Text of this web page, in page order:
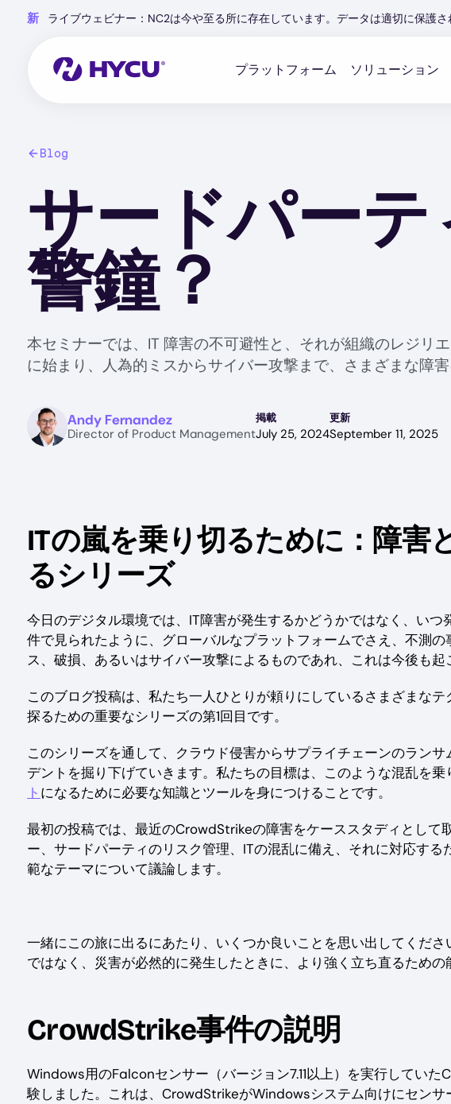
新 ライブウェビナー：NC2は今や至る所に存在しています。データは適切に保護さ
プラットフォーム ソリューション
Blog
サードパー
警鐘？
本セミナーでは、IT 障害の不可避性と、それが組織のレジリ
に始まり、人為的ミスからサイバー攻撃まで、さまざまな障
Image Andy Fernandez
Director of Product Management
掲載
July 25, 2024
更新
September 11, 2025
ITの嵐を乗り切るために：障害
るシリーズ
今日のデジタル環境では、IT障害が発生するかどうかではなく、い
件で見られたように、グローバルなプラットフォームでさえ、不測
ス、破損、あるいはサイバー攻撃によるものであれ、これは今後も起
このブログ投稿は、私たち一人ひとりが頼りにしているさまざまな
探るための重要なシリーズの第1回目です。
このシリーズを通して、クラウド侵害からサプライチェーンのラン
デントを掘り下げていきます。私たちの目標は、このような混乱を乗
ト になるために必要な知識とツールを身につけることです。
最初の投稿では、最近のCrowdStrikeの障害をケーススタディとして
ー、サードパーティのリスク管理、ITの混乱に備え、それに対応す
範なテーマについて議論します。
一緒にこの旅に出るにあたり、いくつか良いことを思い出してくださ
ではなく、災害が必然的に発生したときに、より強く立ち直るための
CrowdStrike事件の説明
Windows用のFalconセンサー（バージョン7.11以上）を実行してい
験しました。これは、CrowdStrikeがWindowsシステム向けにセン